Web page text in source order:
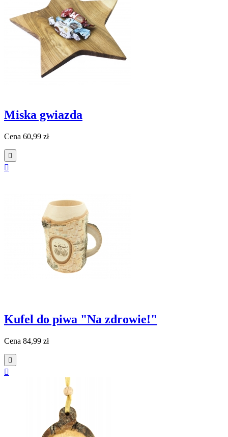
Miska gwiazda
Cena 60,99 zł


Kufel do piwa "Na zdrowie!"
Cena 84,99 zł

